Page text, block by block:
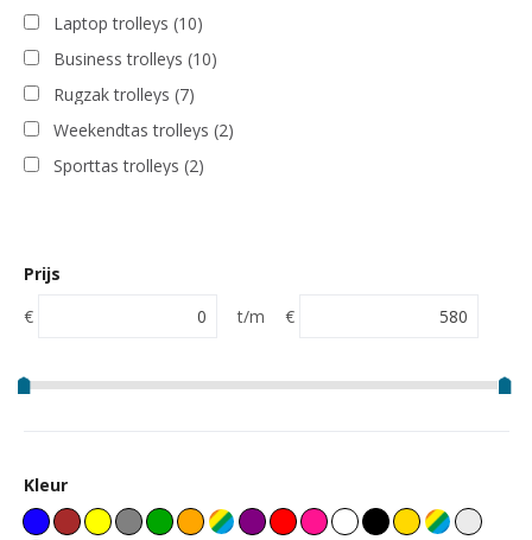
Laptop trolleys (10)
Business trolleys (10)
Rugzak trolleys (7)
Weekendtas trolleys (2)
Sporttas trolleys (2)
Prijs
€
t/m €
Kleur